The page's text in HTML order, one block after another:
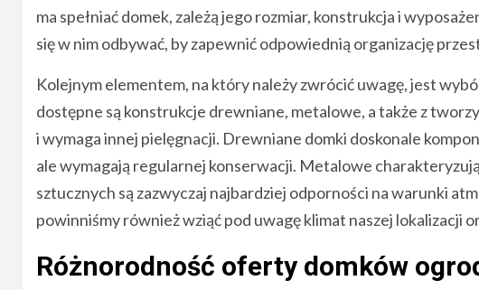
ma spełniać domek, zależą jego rozmiar, konstrukcja i
się w nim odbywać, by zapewnić odpowiednią organizację
Kolejnym elementem, na który należy zwrócić uwagę, jest
dostępne są konstrukcje drewniane, metalowe, a także z
i wymaga innej pielęgnacji. Drewniane domki doskonale
ale wymagają regularnej konserwacji. Metalowe
sztucznych są zazwyczaj najbardziej odporności na warunki
powinniśmy również wziąć pod uwagę klimat naszej
Różnorodność oferty domków